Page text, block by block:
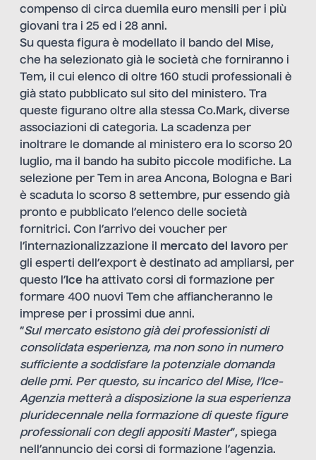
compenso di circa duemila euro mensili per i più
giovani tra i 25 ed i 28 anni.
Su questa figura è modellato il bando del Mise,
che ha selezionato già le società che forniranno i
Tem, il cui elenco di oltre 160 studi professionali è
già stato pubblicato sul sito del ministero. Tra
queste figurano oltre alla stessa Co.Mark, diverse
associazioni di categoria. La scadenza per
inoltrare le domande al ministero era lo scorso 20
luglio, ma il bando ha subito piccole modifiche. La
selezione per Tem in area Ancona, Bologna e Bari
è scaduta lo scorso 8 settembre, pur essendo già
pronto e pubblicato l’elenco delle società
fornitrici. Con l’arrivo dei voucher per
l’internazionalizzazione il mercato del lavoro per
gli esperti dell’export è destinato ad ampliarsi, per
questo l’Ice ha attivato corsi di formazione per
formare 400 nuovi Tem che affiancheranno le
imprese per i prossimi due anni.
“Sul mercato esistono già dei professionisti di
consolidata esperienza, ma non sono in numero
sufficiente a soddisfare la potenziale domanda
delle pmi. Per questo, su incarico del Mise, l’Ice-
Agenzia metterà a disposizione la sua esperienza
pluridecennale nella formazione di queste figure
professionali con degli appositi Master”, spiega
nell’annuncio dei corsi di formazione l’agenzia.